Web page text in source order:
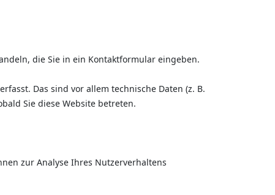
die Sie in ein Kontaktformular eingeben.
Das sind vor allem technische Daten (z. B.
Sie diese Website betreten.
zur Analyse Ihres Nutzerverhaltens